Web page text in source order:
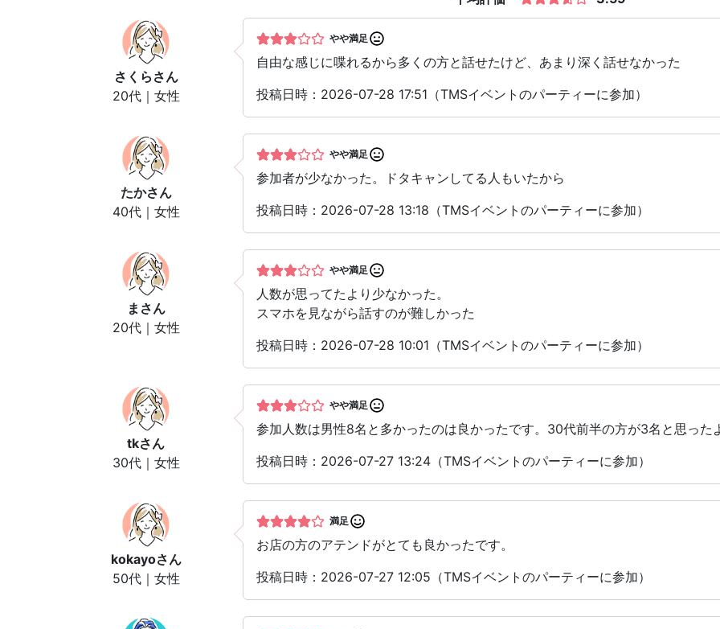
さくら さん
20代｜女性
やや満足
自由な感じに喋れるから多くの方と話せたけど、あまり深く話せなかった
投稿日時：2026-07-28 17:51（TMSイベントのパーティーに参加）
たかさん
40代｜女性
やや満足
参加者が少なかった。ドタキャンしてる人もいたから
投稿日時：2026-07-28 13:18（TMSイベントのパーティーに参加）
ま さん
20代｜女性
やや満足
人数が思ってたより少なかった。
スマホを見ながら話すのが難しかった
投稿日時：2026-07-28 10:01（TMSイベントのパーティーに参加）
tkさん
30代｜女性
やや満足
参加人数は男性8名と多かったのは良かったです。30代前半の方が3名と思った
投稿日時：2026-07-27 13:24（TMSイベントのパーティーに参加）
kokayoさん
50代｜女性
満足
お店の方のアテンドがとても良かったです。
投稿日時：2026-07-27 12:05（TMSイベントのパーティーに参加）